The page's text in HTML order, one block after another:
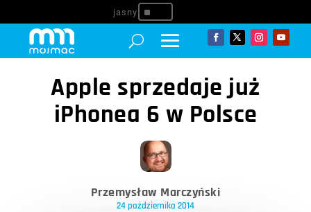
^
Apple sprzedaje już
iPhonea 6 w Polsce
Przemysław Marczyński
24 października 2014